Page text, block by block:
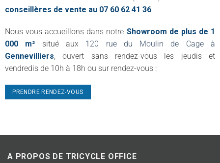
conseillères de vente au 07 60 62 41 36
Nous vous accueillons dans notre Showroom de plus de 1
000 m² situé aux 120 rue du Moulin de Cage à
Gennevilliers, ouvert sans rendez-vous les jeudis et
vendredis de 10h à 18h ou sur rendez-vous :
PRENDRE RENDEZ-VOUS
A PROPOS DE TRICYCLE OFFICE